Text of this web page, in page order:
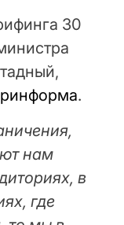
30
.
нам
в
где